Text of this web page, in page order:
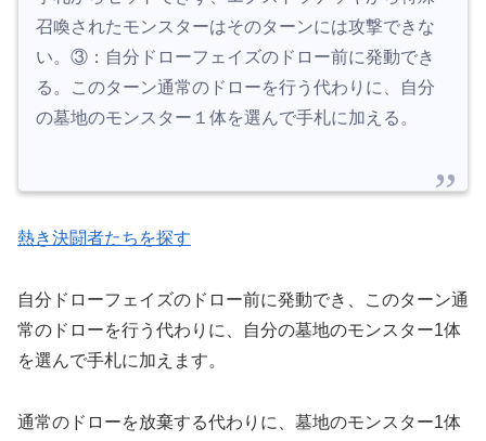
召喚されたモンスターはそのターンには攻撃できな
い。③：自分ドローフェイズのドロー前に発動でき
る。このターン通常のドローを行う代わりに、自分
の墓地のモンスター１体を選んで手札に加える。
熱き決闘者たちを探す
自分ドローフェイズのドロー前に発動でき、このターン通
常のドローを行う代わりに、自分の墓地のモンスター1体
を選んで手札に加えます。
通常のドローを放棄する代わりに、墓地のモンスター1体